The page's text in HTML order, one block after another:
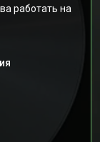
работать на